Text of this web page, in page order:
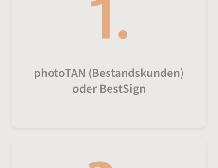
photoTAN (Bestandskunden)
oder BestSign